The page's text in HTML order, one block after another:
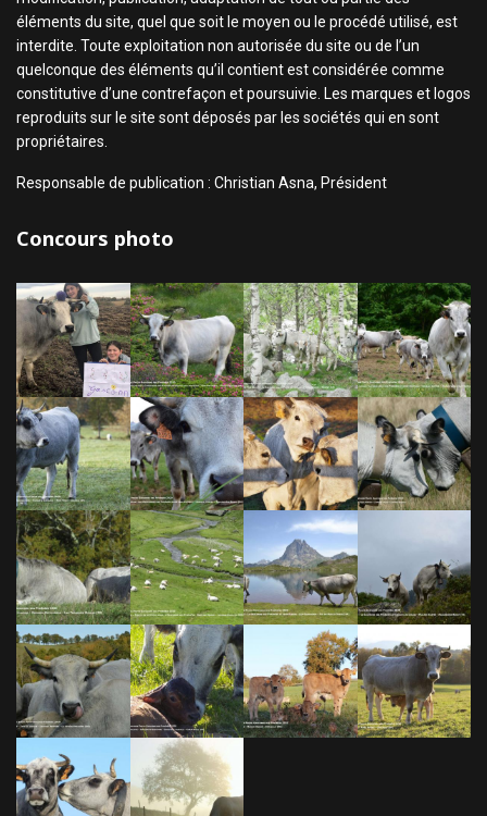
éléments du site, quel que soit le moyen ou le procédé utilisé, est
interdite. Toute exploitation non autorisée du site ou de l’un
quelconque des éléments qu’il contient est considérée comme
constitutive d’une contrefaçon et poursuivie. Les marques et logos
reproduits sur le site sont déposés par les sociétés qui en sont
propriétaires.
Responsable de publication : Christian Asna, Président
Concours photo